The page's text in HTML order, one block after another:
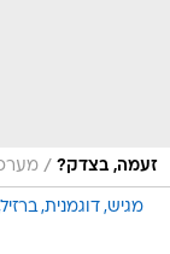
זעמה, בצדק? /
מגיש דוגמנית ברזיל